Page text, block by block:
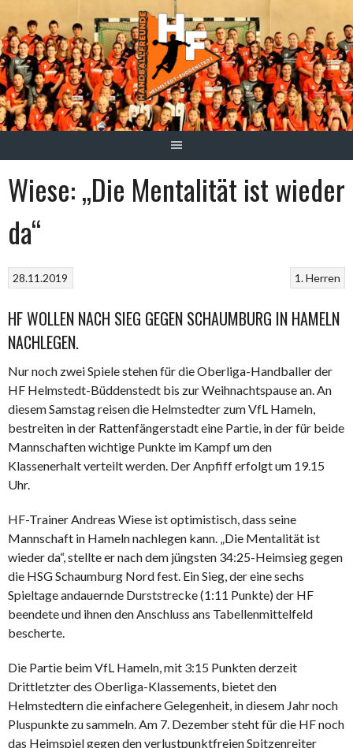
zum
Inhalt
Wiese: „Die Mentalität ist wieder
da“
1. Herren
28.11.2019
HF WOLLEN NACH SIEG GEGEN SCHAUMBURG IN HAMELN
NACHLEGEN.
Nur noch zwei Spiele stehen für die Oberliga-Handballer der
HF Helmstedt-Büddenstedt bis zur Weihnachtspause an. An
diesem Samstag reisen die Helmstedter zum VfL Hameln,
bestreiten in der Rattenfängerstadt eine Partie, in der für beide
Mannschaften wichtige Punkte im Kampf um den
Klassenerhalt verteilt werden. Der Anpfiff erfolgt um 19.15
Uhr.
HF-Trainer Andreas Wiese ist optimistisch, dass seine
Mannschaft in Hameln nachlegen kann. „Die Mentalität ist
wieder da“, stellte er nach dem jüngsten 34:25-Heimsieg gegen
die HSG Schaumburg Nord fest. Ein Sieg, der eine sechs
Spieltage andauernde Durststrecke (1:11 Punkte) der HF
beendete und ihnen den Anschluss ans Tabellenmittelfeld
bescherte.
Die Partie beim VfL Hameln, mit 3:15 Punkten derzeit
Drittletzter des Oberliga-Klassements, bietet den
Helmstedtern die einfachere Gelegenheit, in diesem Jahr noch
Pluspunkte zu sammeln. Am 7. Dezember steht für die HF noch
das Heimspiel gegen den verlustpunktfreien Spitzenreiter